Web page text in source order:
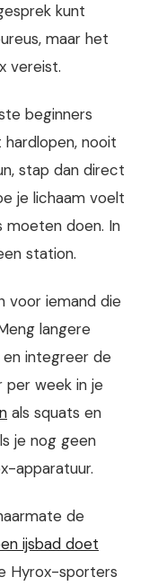
kunt
maar het
vereist.
beginners
nooit
stap dan direct
je lichaam voelt
moeten doen. In
station.
voor iemand die
langere
integreer de
week in je
als squats en
je nog geen
apparatuur.
de
ijsbad doet
Hyrox-sporters